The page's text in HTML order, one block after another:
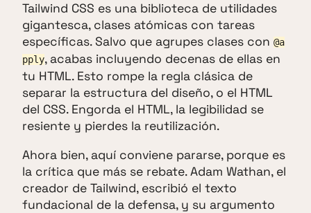
Tailwind CSS es una biblioteca de utilidades
gigantesca, clases atómicas con tareas
específicas. Salvo que agrupes clases con @a
pply, acabas incluyendo decenas de ellas en
tu HTML. Esto rompe la regla clásica de
separar la estructura del diseño, o el HTML
del CSS. Engorda el HTML, la legibilidad se
resiente y pierdes la reutilización.
Ahora bien, aquí conviene pararse, porque es
la crítica que más se rebate. Adam Wathan, el
creador de Tailwind, escribió el texto
fundacional de la defensa, y su argumento